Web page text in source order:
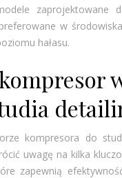
zaprojektowane
w
hałasu​​.
kompresora do
uwagę na kilka
zapewnią